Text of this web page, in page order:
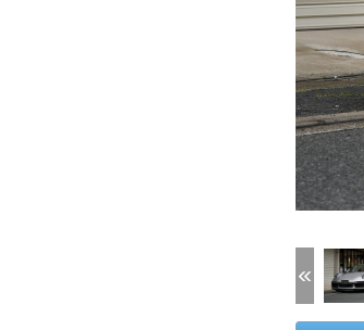
(1/48)